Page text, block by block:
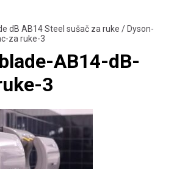
dB AB14 Steel sušač za ruke /Dyson-
za ruke-3
AB14-dB-
3